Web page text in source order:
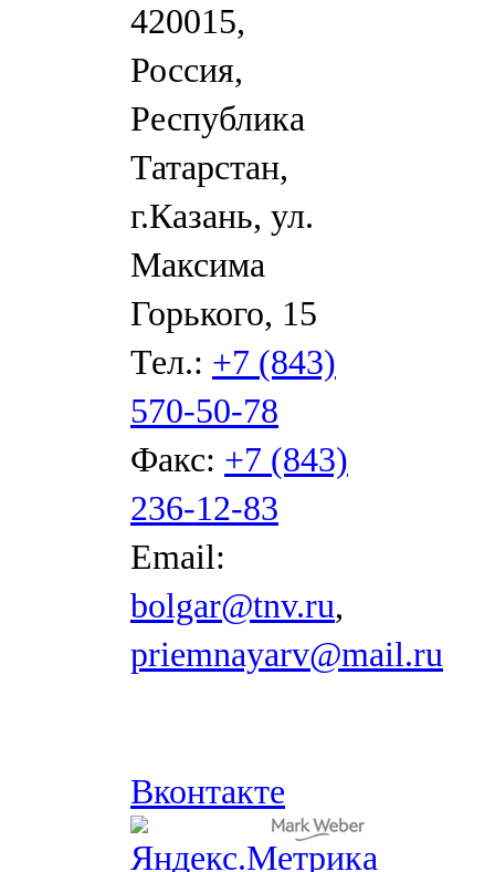
420015,
Россия,
Республика
Татарстан,
г.Казань, ул.
Максима
Горького, 15
Тел.: +7 (843)
570-50-78
Факс: +7 (843)
236-12-83
Email:
bolgar@tnv.ru,
priemnayarv@mail.ru
Вконтакте